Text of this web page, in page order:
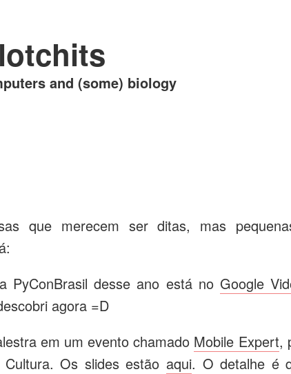
and (some) biology
que merecem ser ditas, mas
PyConBrasil desse ano está no Google
agora =D
em um evento chamado Mobile Expert,
Os slides estão aqui. O detalhe é